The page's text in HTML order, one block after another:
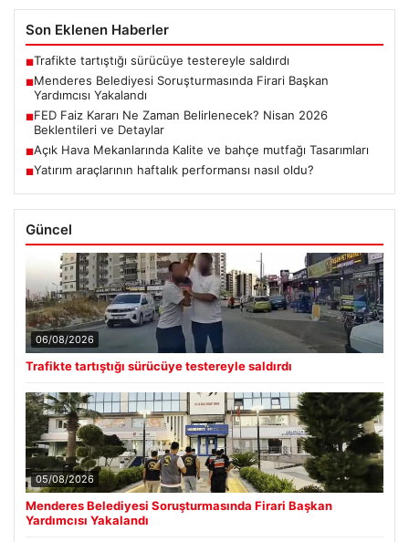
Son Eklenen Haberler
■Trafikte tartıştığı sürücüye testereyle saldırdı
■Menderes Belediyesi Soruşturmasında Firari Başkan
Yardımcısı Yakalandı
■FED Faiz Kararı Ne Zaman Belirlenecek? Nisan 2026
Beklentileri ve Detaylar
■Açık Hava Mekanlarında Kalite ve bahçe mutfağı Tasarımları
■Yatırım araçlarının haftalık performansı nasıl oldu?
Güncel
06/08/2026
Trafikte tartıştığı sürücüye testereyle saldırdı
05/08/2026
Menderes Belediyesi Soruşturmasında Firari Başkan
Yardımcısı Yakalandı